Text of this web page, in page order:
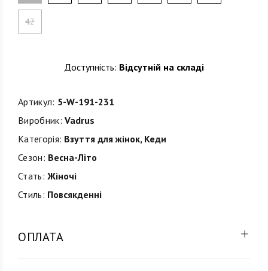
42
Доступність: Відсутній на складі
Артикул: 5-W-191-231
Виробник: Vadrus
Категорія: Взуття для жінок, Кеди
Сезон: Весна-Літо
Стать: Жіночі
Стиль: Повсякденні
ОПЛАТА